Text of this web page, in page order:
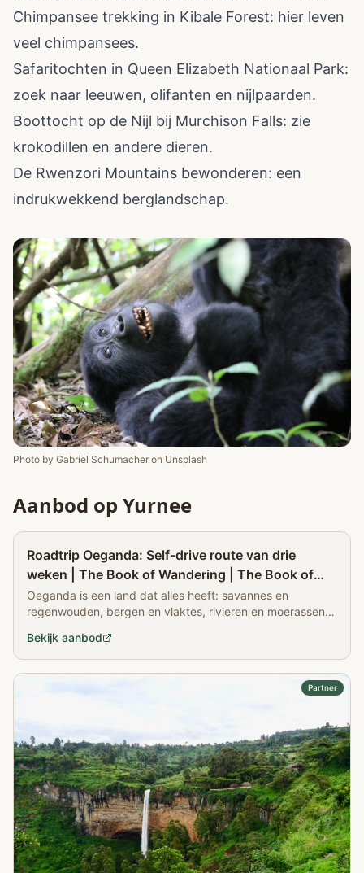
Chimpansee trekking in Kibale Forest: hier leven
veel chimpansees.
Safaritochten in Queen Elizabeth Nationaal Park:
zoek naar leeuwen, olifanten en nijlpaarden.
Boottocht op de Nijl bij Murchison Falls: zie
krokodillen en andere dieren.
De Rwenzori Mountains bewonderen: een
indrukwekkend berglandschap.
Photo by Gabriel Schumacher on Unsplash
Aanbod op Yurnee
Roadtrip Oeganda: Self-drive route van drie
weken | The Book of Wandering | The Book of
Wandering
Oeganda is een land dat alles heeft: savannes en
regenwouden, bergen en vlaktes, rivieren en moerassen.
Bekijk aanbod
Partner